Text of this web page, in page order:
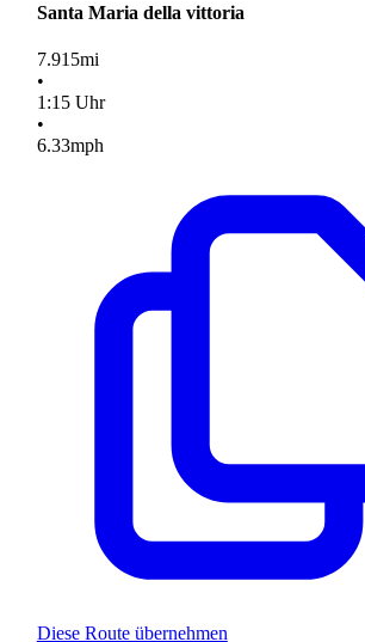
Santa Maria della vittoria
7.915mi
•
1 :15Uhr
•
6.33mph
Diese Route übernehmen